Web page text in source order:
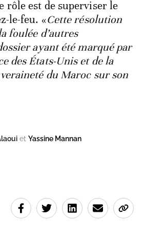
rôle est de superviser le
le-feu. «Cette résolution
foulée d’autres
ayant été marqué par
des États-Unis et de la
du Maroc sur son
et Yassine Mannan